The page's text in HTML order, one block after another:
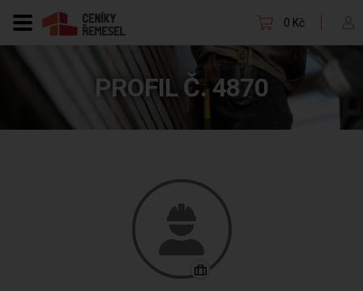
0 Kč
PROFIL Č. 4870